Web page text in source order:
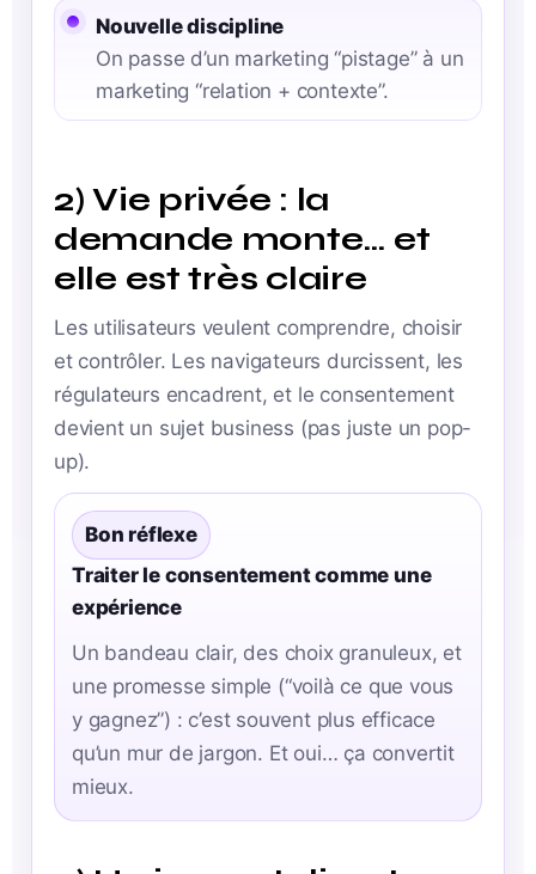
Nouvelle discipline
On passe d’un marketing “pistage” à un
marketing “relation + contexte”.
2) Vie privée : la
demande monte… et
elle est très claire
Les utilisateurs veulent comprendre, choisir
et contrôler. Les navigateurs durcissent, les
régulateurs encadrent, et le consentement
devient un sujet business (pas juste un pop-
up).
Bon réflexe
Traiter le consentement comme une
expérience
Un bandeau clair, des choix granuleux, et
une promesse simple (“voilà ce que vous
y gagnez”) : c’est souvent plus efficace
qu’un mur de jargon. Et oui… ça convertit
mieux.